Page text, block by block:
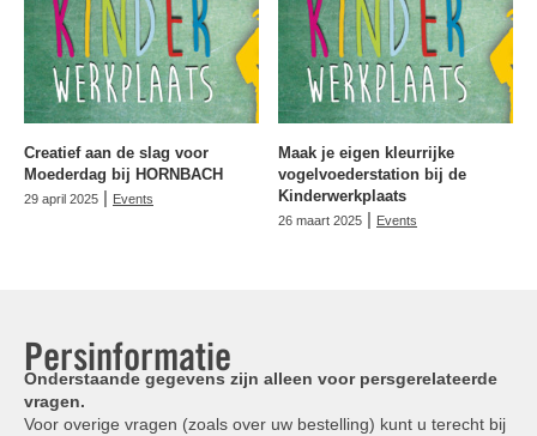
Creatief aan de slag voor
Moederdag bij HORNBACH
29 april 2025 | Events
Maak je eigen kleurrijke
vogelvoederstation bij de
Kinderwerkplaats
26 maart 2025 | Events
Persinformatie
Onderstaande gegevens zijn alleen voor persgerelateerde
vragen.
Voor overige vragen (zoals over uw bestelling) kunt u terecht bij